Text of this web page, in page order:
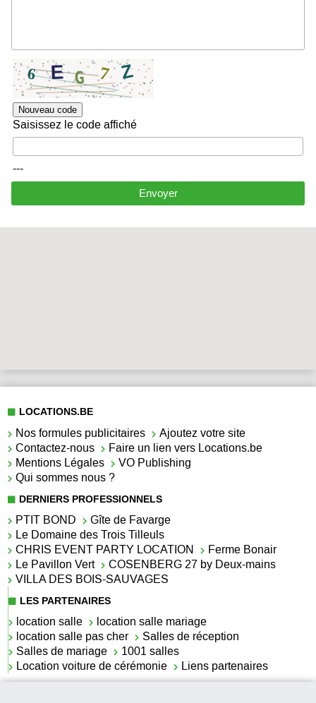
Nouveau code
Saisissez le code affiché
---
Envoyer
LOCATIONS.BE
Nos formules publicitaires
Ajoutez votre site
Contactez-nous
Faire un lien vers Locations.be
Mentions Légales
VO Publishing
Qui sommes nous ?
DERNIERS PROFESSIONNELS
PTIT BOND
Gîte de Favarge
Le Domaine des Trois Tilleuls
CHRIS EVENT PARTY LOCATION
Ferme Bonair
Le Pavillon Vert
COSENBERG 27 by Deux-mains
VILLA DES BOIS-SAUVAGES
LES PARTENAIRES
location salle
location salle mariage
location salle pas cher
Salles de réception
Salles de mariage
1001 salles
Location voiture de cérémonie
Liens partenaires